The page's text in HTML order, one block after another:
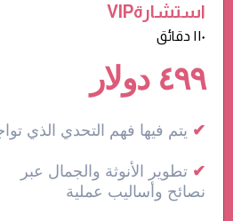
VIPاستشارة
١١٠ دقائق
٤٩٩ دولار
✔
✔
نصائح وأساليب عملية